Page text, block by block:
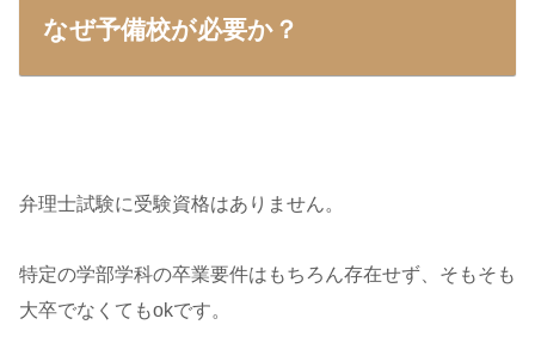
なぜ予備校が必要か？
弁理士試験に受験資格はありません。
特定の学部学科の卒業要件はもちろん存在せず、そもそも
大卒でなくてもokです。